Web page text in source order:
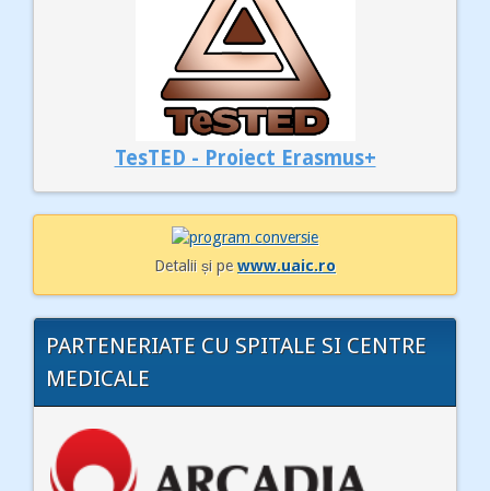
TesTED - Proiect Erasmus+
Detalii și pewww.uaic.ro
PARTENERIATE CU SPITALE SI CENTRE
MEDICALE